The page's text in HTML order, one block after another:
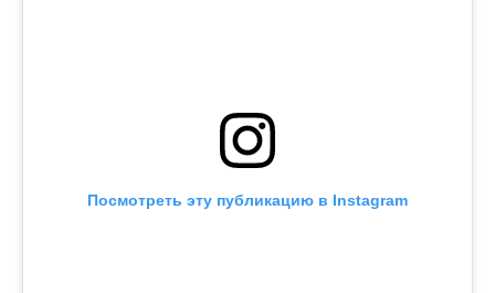
Посмотреть эту публикацию в Instagram